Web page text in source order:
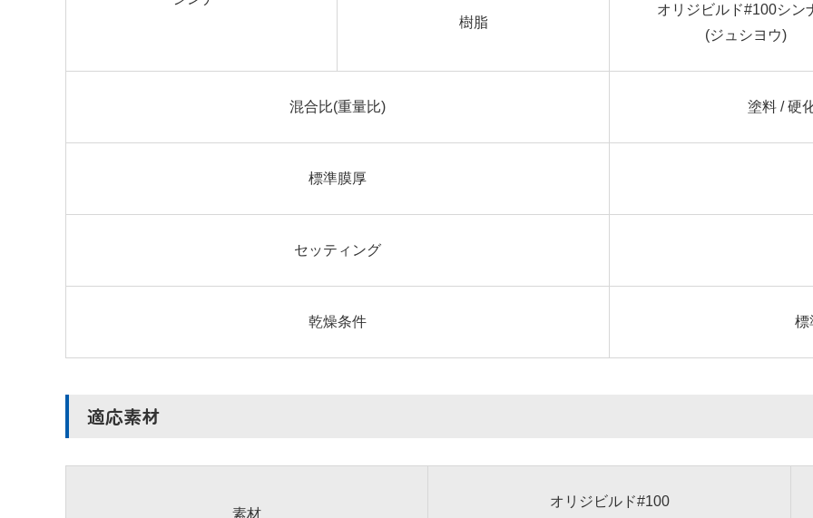
樹脂
オリジビルド#100シン
(ジュシヨウ)
混合比(重量比) 塗料 / 硬
標準膜厚
セッティング
乾燥条件 標
適応素材
素材
オリジビルド#100